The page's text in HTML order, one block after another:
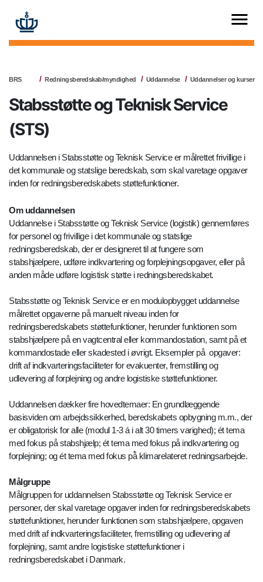
BRS Redningsberedskab/myndighed Uddannelse Uddannelser og kurser
Stabsstøtte og Teknisk Service
(STS)
Uddannelsen i Stabsstøtte og Teknisk Service er målrettet frivillige i
det kommunale og statslige beredskab, som skal varetage opgaver
inden for redningsberedskabets støttefunktioner.
Om uddannelsen
Uddannelse i Stabsstøtte og Teknisk Service (logistik) gennemføres
for personel og frivillige i det kommunale og statslige
redningsberedskab, der er designeret til at fungere som
stabshjælpere, udføre indkvartering og forplejningsopgaver, eller på
anden måde udføre logistisk støtte i redningsberedskabet.
Stabsstøtte og Teknisk Service er en modulopbygget uddannelse
målrettet opgaverne på manuelt niveau inden for
redningsberedskabets støttefunktioner, herunder funktionen som
stabshjælpere på en vagtcentral eller kommandostation, samt på et
kommandostade eller skadested i øvrigt. Eksempler på opgaver:
drift af indkvarteringsfaciliteter for evakuenter, fremstilling og
udlevering af forplejning og andre logistiske støttefunktioner.
Uddannelsen dækker fire hovedtemaer: En grundlæggende
basisviden om arbejdssikkerhed, beredskabets opbygning m.m., der
er obligatorisk for alle (modul 1-3 á i alt 30 timers varighed); ét tema
med fokus på stabshjælp; ét tema med fokus på indkvartering og
forplejning; og ét tema med fokus på̊ klimarelateret redningsarbejde.
Målgruppe
Målgruppen for uddannelsen Stabsstøtte og Teknisk Service er
personer, der skal varetage opgaver inden for redningsberedskabets
støttefunktioner, herunder funktionen som stabshjælpere, opgaven
med drift af indkvarteringsfaciliteter, fremstilling og udlevering af
forplejning, samt andre logistiske støttefunktioner i
redningsberedskabet i Danmark.